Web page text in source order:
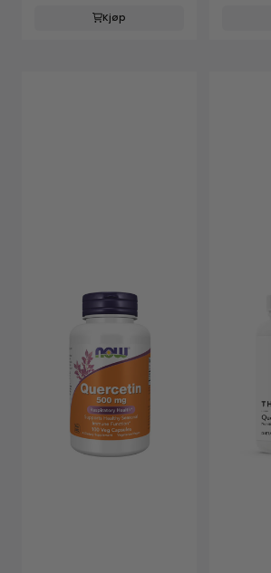
Kjøp